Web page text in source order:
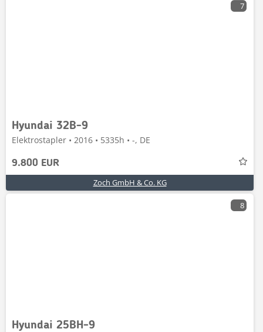
7
Hyundai 32B-9
Elektrostapler • 2016 • 5335h • -, DE
9.800 EUR
Zoch GmbH & Co. KG
8
Hyundai 25BH-9